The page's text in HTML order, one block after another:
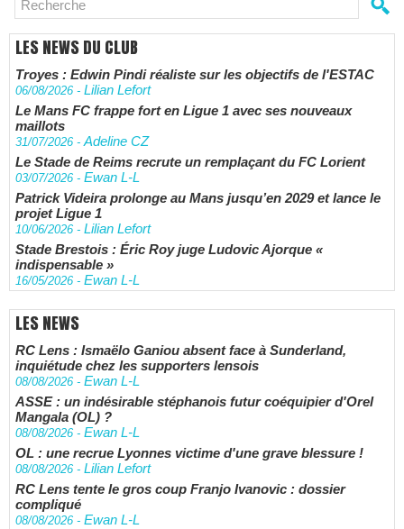
LES NEWS DU CLUB
Troyes : Edwin Pindi réaliste sur les objectifs de l'ESTAC
06/08/2026 - Lilian Lefort
Le Mans FC frappe fort en Ligue 1 avec ses nouveaux
maillots
31/07/2026 -Adeline CZ
Le Stade de Reims recrute un remplaçant du FC Lorient
03/07/2026 - Ewan L-L
Patrick Videira prolonge au Mans jusqu’en 2029 et lance le
projet Ligue 1
10/06/2026 - Lilian Lefort
Stade Brestois : Éric Roy juge Ludovic Ajorque «
indispensable »
16/05/2026 - Ewan L-L
LES NEWS
RC Lens : Ismaëlo Ganiou absent face à Sunderland,
inquiétude chez les supporters lensois
08/08/2026 - Ewan L-L
ASSE : un indésirable stéphanois futur coéquipier d'Orel
Mangala (OL) ?
08/08/2026 - Ewan L-L
OL : une recrue Lyonnes victime d'une grave blessure !
08/08/2026 - Lilian Lefort
RC Lens tente le gros coup Franjo Ivanovic : dossier
compliqué
08/08/2026 - Ewan L-L